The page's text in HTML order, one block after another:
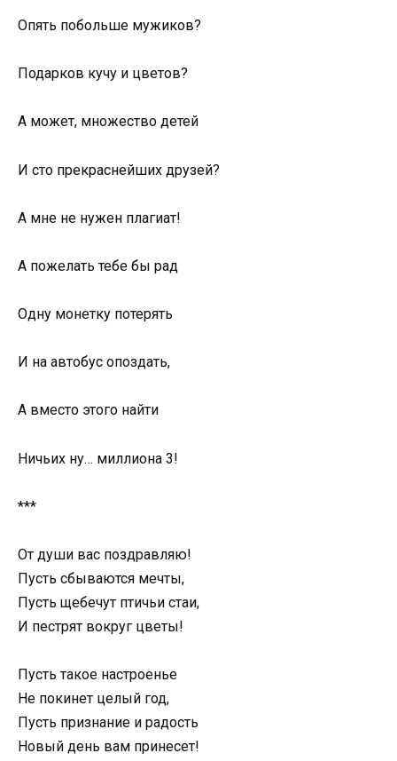
Опять побольше мужиков?
Подарков кучу и цветов?
А может, множество детей
И сто прекраснейших друзей?
А мне не нужен плагиат!
А пожелать тебе бы рад
Одну монетку потерять
И на автобус опоздать,
А вместо этого найти
Ничьих ну… миллиона 3!
***
От души вас поздравляю!
Пусть сбываются мечты,
Пусть щебечут птичьи стаи,
И пестрят вокруг цветы!
Пусть такое настроенье
Не покинет целый год,
Пусть признание и радость
Новый день вам принесет!